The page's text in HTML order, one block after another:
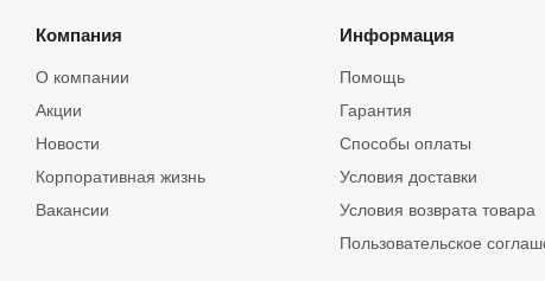
Компания
О компании
Акции
Новости
Корпоративная жизнь
Вакансии
Информация
Помощь
Гарантия
Способы оплаты
Условия доставки
Условия возврата товара
Пользовательское